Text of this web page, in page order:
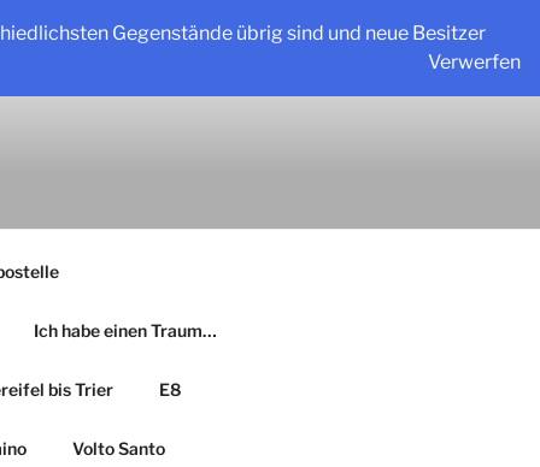
Gegenstände übrig sind und neue Besitzer
Verwerfen
Ich habe einen Traum…
bis Trier E8
Volto Santo